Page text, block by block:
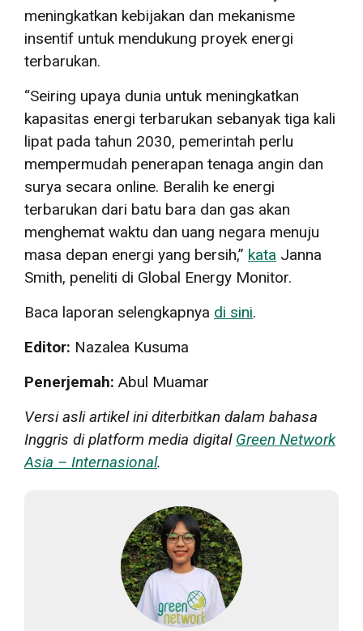
meningkatkan kebijakan dan mekanisme
insentif untuk mendukung proyek energi
terbarukan.
“Seiring upaya dunia untuk meningkatkan
kapasitas energi terbarukan sebanyak tiga kali
lipat pada tahun 2030, pemerintah perlu
mempermudah penerapan tenaga angin dan
surya secara online. Beralih ke energi
terbarukan dari batu bara dan gas akan
menghemat waktu dan uang negara menuju
masa depan energi yang bersih,” kata Janna
Smith, peneliti di Global Energy Monitor.
Baca laporan selengkapnya di sini.
Editor: Nazalea Kusuma
Penerjemah: Abul Muamar
Versi asli artikel ini diterbitkan dalam bahasa
Inggris di platform media digital Green Network
Asia – Internasional.